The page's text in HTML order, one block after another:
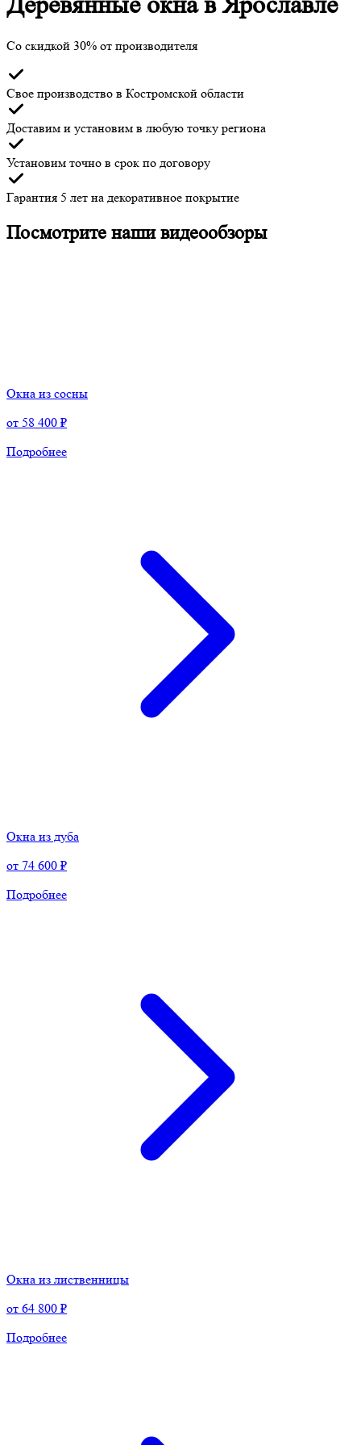
Со скидкой 30% от производителя
Свое производство в Костромской области
Доставим и установим в любую точку региона
Установим точно в срок по договору
Гарантия 5 лет на декоративное покрытие
Посмотрите наши видеообзоры
Окна из сосны
от 58 400 ₽
Подробнее
Окна из дуба
от 74 600 ₽
Подробнее
Окна из лиственницы
от 64 800 ₽
Подробнее